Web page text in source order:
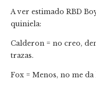
A ver estimado RBD
quiniela:
Calderon = no creo,
trazas.
Fox = Menos, no me